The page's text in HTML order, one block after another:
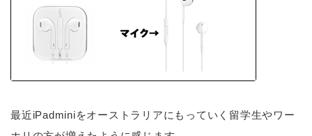
最近iPadminiをオーストラリアにもっていく留学生やワー